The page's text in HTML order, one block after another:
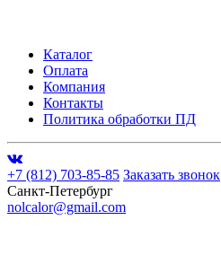
Каталог
Оплата
Компания
Контакты
Политика обработки ПД
+7 (812) 703-85-85 Заказать звонок
Санкт-Петербург
nolcalor@gmail.com